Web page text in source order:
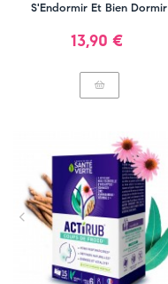
S'Endormir Et Bien Dormir
Prix
13,90 €